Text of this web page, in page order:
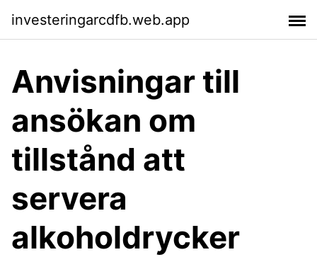
investeringarcdfb.web.app
Anvisningar till
ansökan om
tillstånd att
servera
alkoholdrycker